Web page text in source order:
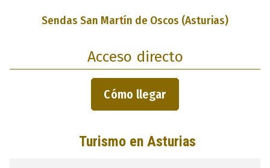
Sendas San Martín de Oscos (Asturias)
Acceso directo
Cómo llegar